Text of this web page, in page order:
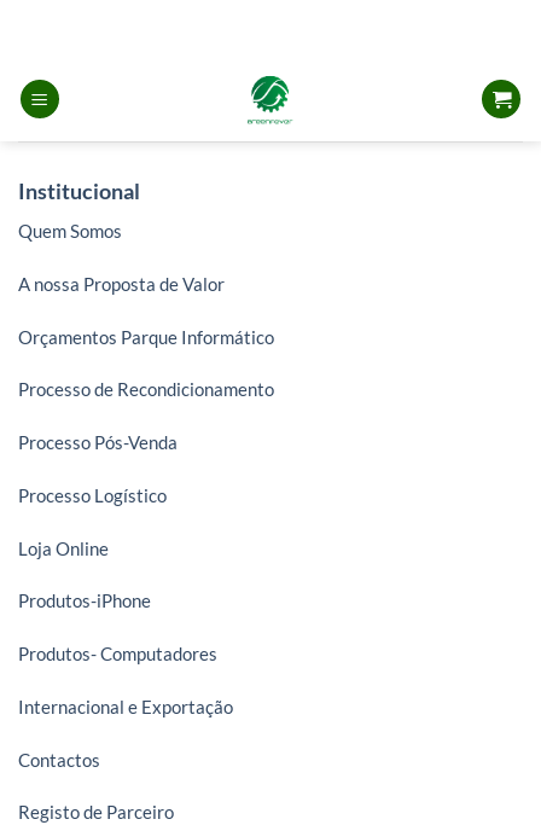
content
Institucional
Quem Somos
A nossa Proposta de Valor
Orçamentos Parque Informático
Processo de Recondicionamento
Processo Pós-Venda
Processo Logístico
Loja Online
Produtos-iPhone
Produtos- Computadores
Internacional e Exportação
Contactos
Registo de Parceiro